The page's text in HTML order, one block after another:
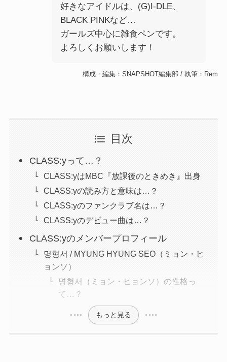
好きなアイドルは、(G)I-DLE、
BLACK PINKなど…
ガールズ中心に雑食ペンです。
よろしくお願いします！
構成・編集：SNAPSHOT編集部 / 執筆：Rem
目次
CLASS:yって…？
CLASS:yはMBC『放課後のときめき』出身
CLASS:yの読み方と意味は…？
CLASS:yのファンクラブ名は…？
CLASS:yのデビュー曲は…？
CLASS:yのメンバープロフィール
명형서 / MYUNG HYUNG SEO（ミョン・ヒ
ョンソ）
명형서（ミョン・ヒョンソ）の性格っ
て…？
もっと見る